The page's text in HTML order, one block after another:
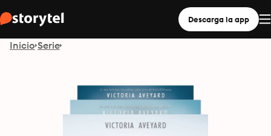
Descarga la app
Inicio Serie